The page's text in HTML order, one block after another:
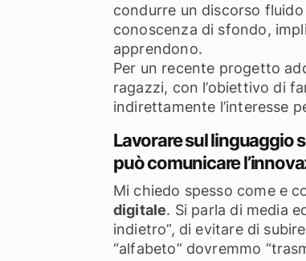
condurre un discorso
conoscenza di sfondo,
apprendono.
Per un recente progetto
ragazzi, con l’obiettivo di
indirettamente l’interesse
Lavorare sul linguaggio
può comunicare
Mi chiedo spesso come e
digitale. Si parla di media
indietro”, di evitare di
“alfabeto” dovremmo